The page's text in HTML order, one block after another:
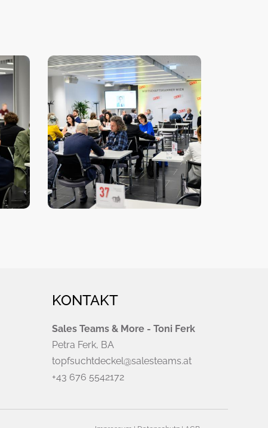
KONTAKT
Sales Teams & More - Toni Ferk
Petra Ferk, BA
topfsuchtdeckel@salesteams.at
+43 676 5542172